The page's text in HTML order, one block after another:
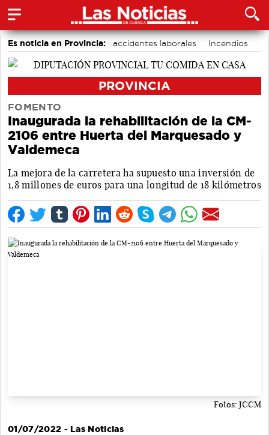
Es noticia en Provincia: accidentes laborales
Incendios
Medio Ambiente
PROVINCIA
FOMENTO
Inaugurada la rehabilitación de la CM-
2106 entre Huerta del Marquesado y
Valdemeca
La mejora de la carretera ha supuesto una inversión de
1,8 millones de euros para una longitud de 18 kilómetros
Fotos: JCCM
01/07/2022 - Las Noticias